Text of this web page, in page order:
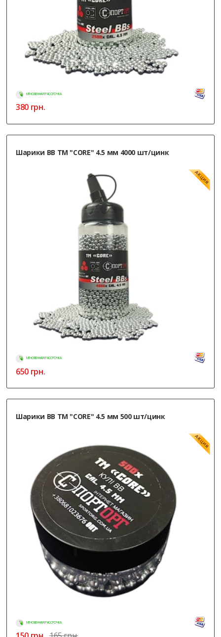
МГНОВЕННАЯ РАССРОЧКА
380грн.
Шарики ВВ ТМ "CORE" 4.5 мм 4000 шт/цинк
МГНОВЕННАЯ РАССРОЧКА
650грн.
Шарики ВВ ТМ "CORE" 4.5 мм 500 шт/цинк
МГНОВЕННАЯ РАССРОЧКА